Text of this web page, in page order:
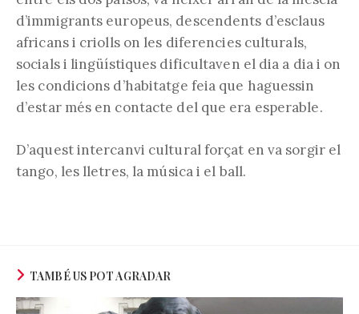
d’immigrants europeus, descendents d’esclaus
africans i criolls on les diferencies culturals,
socials i lingüístiques dificultaven el dia a dia i on
les condicions d’habitatge feia que haguessin
d’estar més en contacte del que era esperable.
D’aquest intercanvi cultural forçat en va sorgir el
tango, les lletres, la música i el ball.
TAMBÉ US POT AGRADAR